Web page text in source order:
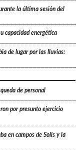
la última sesión del
capacidad energética
de lugar por las lluvias:
de personal
por presunto ejercicio
en campos de Solís y la